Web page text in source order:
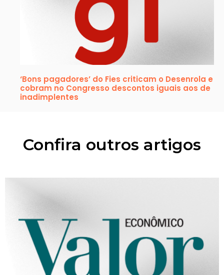
‘Bons pagadores’ do Fies criticam o Desenrola e
cobram no Congresso descontos iguais aos de
inadimplentes
Confira outros artigos